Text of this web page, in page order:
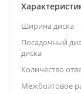
Ширина диска
Посадочный
диска
Количество
Межболтовое